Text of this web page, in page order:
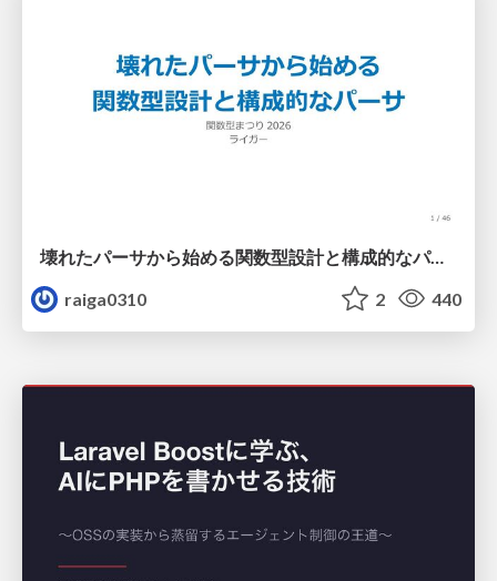
壊れたパーサから始める関数型設計と構成的なパーサ #fp_matsuri
raiga0310
2 440